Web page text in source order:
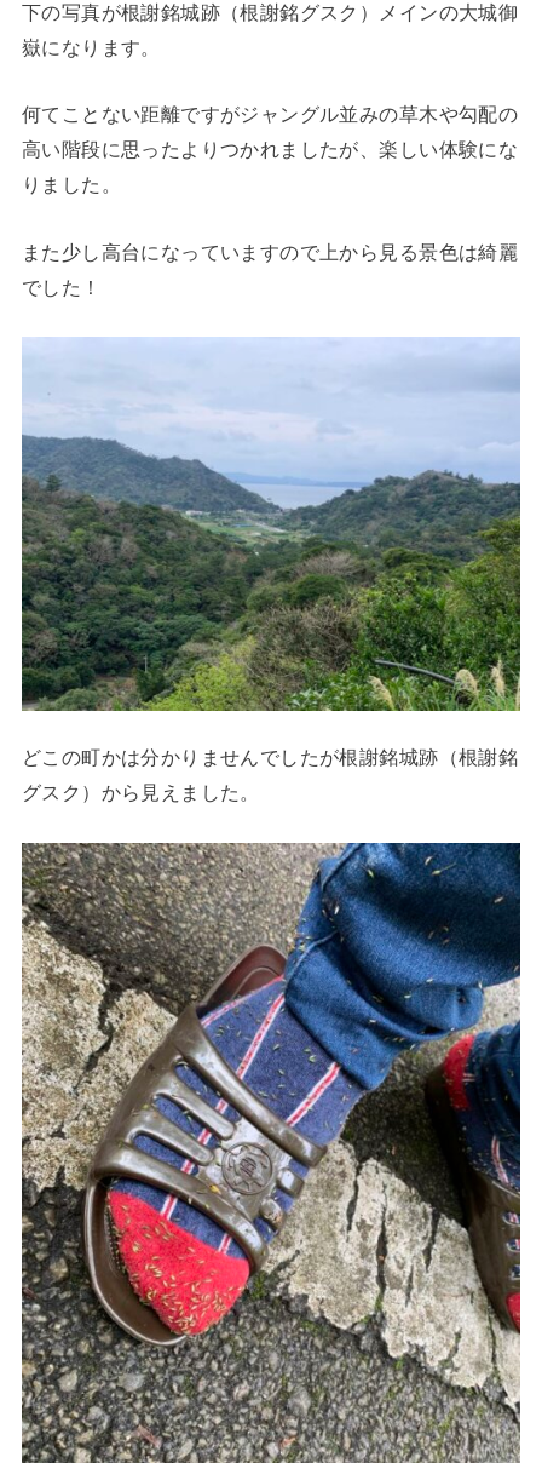
下の写真が根謝銘城跡（根謝銘グスク）メインの大城御
嶽になります。
何てことない距離ですがジャングル並みの草木や勾配の
高い階段に思ったよりつかれましたが、楽しい体験にな
りました。
また少し高台になっていますので上から見る景色は綺麗
でした！
どこの町かは分かりませんでしたが根謝銘城跡（根謝銘
グスク）から見えました。